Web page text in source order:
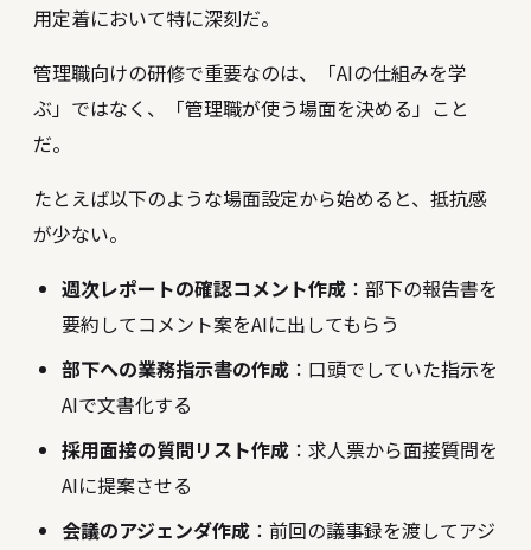
用定着において特に深刻だ。
管理職向けの研修で重要なのは、「AIの仕組みを学
ぶ」ではなく、「管理職が使う場面を決める」こと
だ。
たとえば以下のような場面設定から始めると、抵抗感
が少ない。
週次レポートの確認コメント作成 ：部下の報告書を
要約してコメント案をAIに出してもらう
部下への業務指示書の作成 ：口頭でしていた指示を
AIで文書化する
採用面接の質問リスト作成 ：求人票から面接質問を
AIに提案させる
会議のアジェンダ作成 ：前回の議事録を渡してアジ